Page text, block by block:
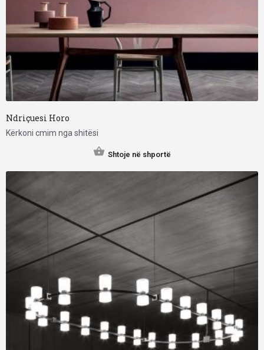
Ndriçuesi Horo
Kërkoni cmim nga shitësi
Shtoje në shportë